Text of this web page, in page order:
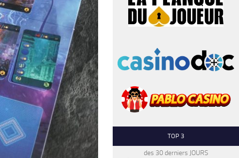
TOP 3
des 30 derniers JOURS